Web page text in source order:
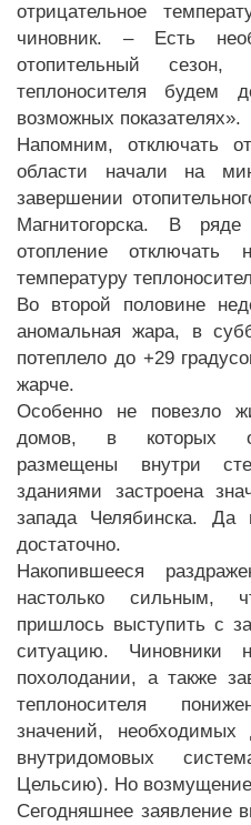
отрицательное
чиновник. – Есть
отопительный
теплоносителя будем
возможных показателях».
Напомним, отключать
области начали на
завершении
Магнитогорска. В
отопление
температуру
Во второй половине
аномальная жара, в
потеплело до +29
жарче.
Особенно не повезло
домов, в которых
размещены внутри
зданиями застроена
запада Челябинска.
достаточно.
Накопившееся
настолько сильным,
пришлось выступить с
ситуацию. Чиновники
похолодании, а также
теплоносителя
значений,
внутридомовых
Цельсию). Но возмущение
Сегодняшнее заявление